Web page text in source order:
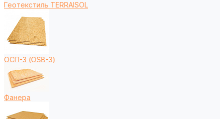
Геотекстиль TERRAISOL
ОСП-3 (OSB-3)
Фанера